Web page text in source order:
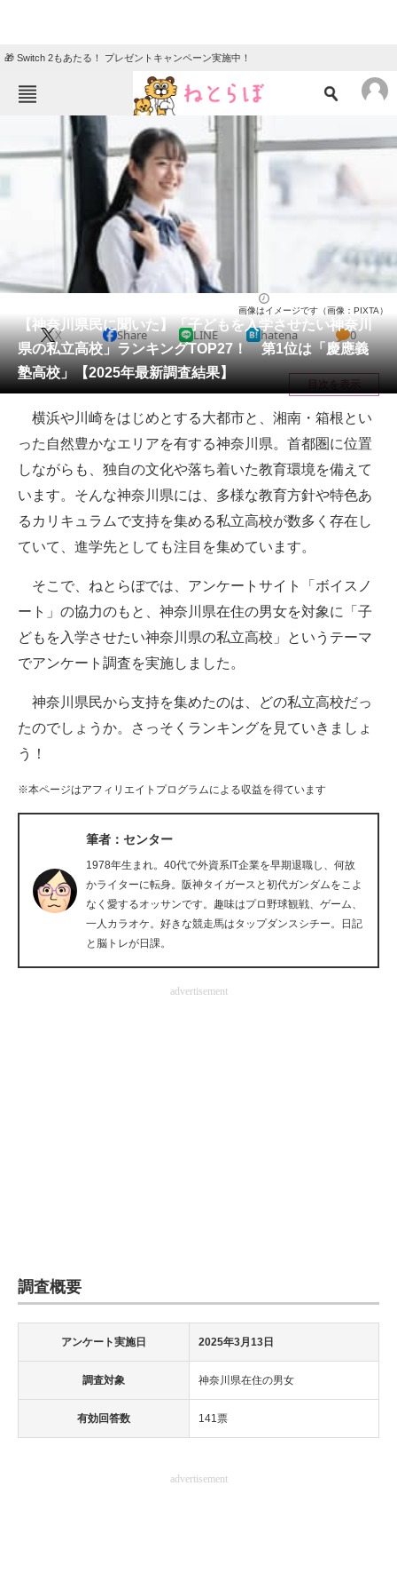
🎁 Switch 2もあたる！ プレゼントキャンペーン実施中！
ねとらぼメニュー
ニュース
動物 リサーチ
会員記事
メディア
注目記事を集めた総合ページ
ITの今と未来を見通す
スマホと通信の最新トレンド
進化するPCとデバイスの未来
好きが集まる 比べて選べる
ビジネスと働き方のヒント
企業ITのトレンドを詳説
経営リーダーのコミュニティ
企業向けIT製品の総合サイト
製造業のIT導入・活用を支援
モノづくり技術者専門サイト
エレクトロニクス専門サイト
【神奈川県民に聞いた】「子どもを入学させたい神奈川
県の私立高校」ランキングTOP27！ 第1位は「慶應義
塾高校」【2025年最新調査結果】
画像はイメージです（画像：PIXTA）
X Share LINE hatena 0
目次を表示
横浜や川崎をはじめとする大都市と、湘南・箱根とい
った自然豊かなエリアを有する神奈川県。首都圏に位置
しながらも、独自の文化や落ち着いた教育環境を備えて
います。そんな神奈川県には、多様な教育方針や特色あ
るカリキュラムで支持を集める私立高校が数多く存在し
ていて、進学先としても注目を集めています。
そこで、ねとらぼでは、アンケートサイト「ボイスノ
ート」の協力のもと、神奈川県在住の男女を対象に「子
どもを入学させたい神奈川県の私立高校」というテーマ
でアンケート調査を実施しました。
神奈川県民から支持を集めたのは、どの私立高校だっ
たのでしょうか。さっそくランキングを見ていきましょ
う！
※本ページはアフィリエイトプログラムによる収益を得ています
筆者：センター
1978年生まれ。40代で外資系IT企業を早期退職し、何故
かライターに転身。阪神タイガースと初代ガンダムをこよ
なく愛するオッサンです。趣味はプロ野球観戦、ゲーム、
一人カラオケ。好きな競走馬はタップダンスシチー。日記
と脳トレが日課。
advertisement
調査概要
アンケート実施日 2025年3月13日
調査対象 神奈川県在住の男女
有効回答数 141票
advertisement